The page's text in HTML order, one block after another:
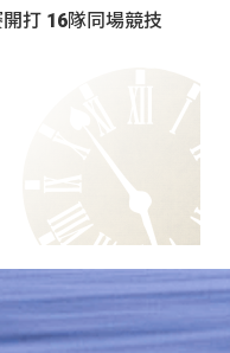
打 16隊同場競技